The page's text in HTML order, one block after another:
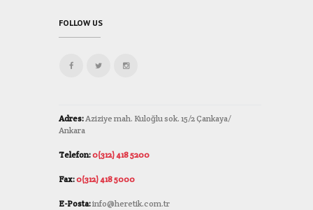
FOLLOW US
Adres:Aziziye mah. Kuloğlu sok. 15/2 Çankaya/
Ankara
Telefon:0(312) 418 5200
Fax:0(312) 418 5000
E-Posta:info@heretik.com.tr